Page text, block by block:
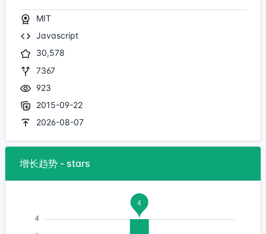
MIT
Javascript
30,578
7367
923
2015-09-22
2026-08-07
增长趋势 - stars